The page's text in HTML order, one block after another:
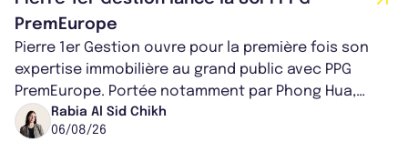
PremEurope
Pierre 1er Gestion ouvre pour la première fois son
expertise immobilière au grand public avec PPG
PremEurope. Portée notamment par Phong Hua,
ancien directeur des investissements d...
Rabia Al Sid Chikh
06/08/26